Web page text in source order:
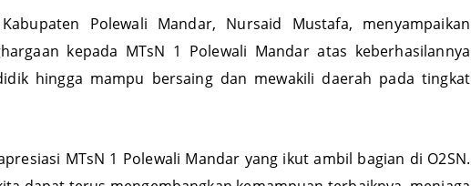
Polewali Mandar, Nursaid Mustafa, menyampaikan
kepada MTsN 1 Polewali Mandar atas keberhasilannya
hingga mampu bersaing dan mewakili daerah pada tingkat
MTsN 1 Polewali Mandar yang ikut ambil bagian di O2SN.